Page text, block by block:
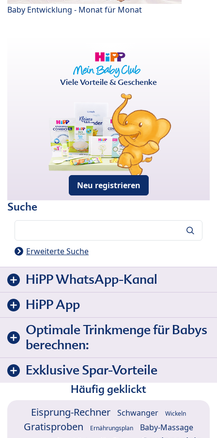
Baby Entwicklung - Monat für Monat
Viele Vorteile & Geschenke
Neu registrieren
Suche
Erweiterte Suche
HiPP WhatsApp-Kanal
HiPP App
Optimale Trinkmenge für Babys
berechnen:
Exklusive Spar-Vorteile
Häufig geklickt
Eisprung-Rechner Schwanger Wickeln
Gratisproben Ernährungsplan Baby-Massage